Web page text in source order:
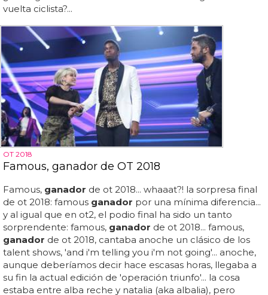
vuelta ciclista?...
OT 2018
Famous, ganador de OT 2018
Famous, ganador de ot 2018... whaaat?! la sorpresa final
de ot 2018: famous ganador por una mínima diferencia...
y al igual que en ot2, el podio final ha sido un tanto
sorprendente: famous, ganador de ot 2018... famous,
ganador de ot 2018, cantaba anoche un clásico de los
talent shows, 'and i'm telling you i'm not going'... anoche,
aunque deberíamos decir hace escasas horas, llegaba a
su fin la actual edición de 'operación triunfo'... la cosa
estaba entre alba reche y natalia (aka albalia), pero